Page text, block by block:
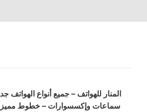
المنار للهواتف – جميع أنواع الهواتف
سماعات وإكسسوارات – خطوط